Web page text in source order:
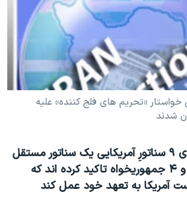
آمریکا ۲۰۲۴
به اسرائیل
آزادی
۹۸
خواستار «تحريم های فلج کننده» عليه
شدند
در نامه سرگشاده ی ۹ سناتورِ آمريکايی يک سناتور مستقل
۴ سناتور دمکرات و ۴ جمهوريخواه تاکيد کرده اند که
آمريکا به تعهد خود عمل کند